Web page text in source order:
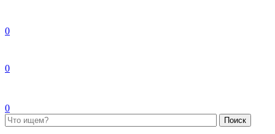
0
0
0